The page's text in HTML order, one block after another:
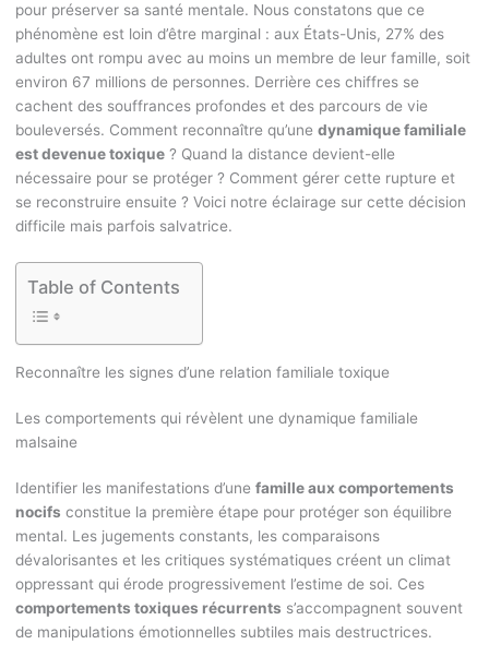
pour préserver sa santé mentale. Nous constatons que ce
phénomène est loin d’être marginal : aux États-Unis, 27% des
adultes ont rompu avec au moins un membre de leur famille, soit
environ 67 millions de personnes. Derrière ces chiffres se
cachent des souffrances profondes et des parcours de vie
bouleversés. Comment reconnaître qu’une dynamique familiale
est devenue toxique? Quand la distance devient-elle
nécessaire pour se protéger ? Comment gérer cette rupture et
se reconstruire ensuite ? Voici notre éclairage sur cette décision
difficile mais parfois salvatrice.
Table of Contents
Reconnaître les signes d’une relation familiale toxique
Les comportements qui révèlent une dynamique familiale
malsaine
Identifier les manifestations d’une famille aux comportements
nocifs constitue la première étape pour protéger son équilibre
mental. Les jugements constants, les comparaisons
dévalorisantes et les critiques systématiques créent un climat
oppressant qui érode progressivement l’estime de soi. Ces
comportements toxiques récurrents s’accompagnent souvent
de manipulations émotionnelles subtiles mais destructrices.